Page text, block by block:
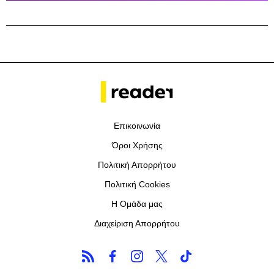
Επικοινωνία
Όροι Χρήσης
Πολιτική Απορρήτου
Πολιτική Cookies
Η Ομάδα μας
Διαχείριση Απορρήτου